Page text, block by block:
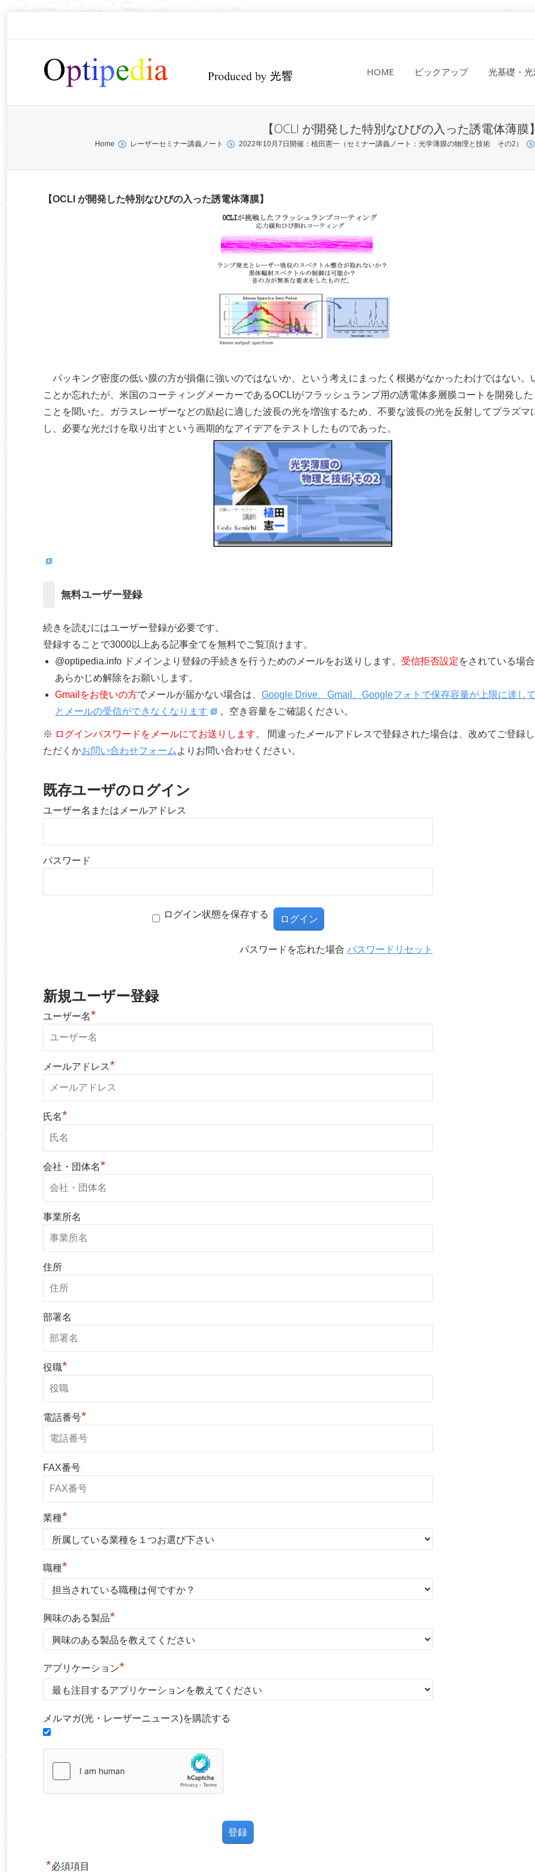
HOME ピックアップ 光基礎・
【OCLI が開発した特別なひびの入った誘電体薄膜
You are here:Home レーザーセミナー講義ノート 2022年10月7日開催：植田憲一（セミナー講義ノート：光学薄膜の物理と技術 その2）
【OCLI が開発した特別なひびの入った誘電体薄膜】
パッキング密度の低い膜の方が損傷に強いのではないか、という考えにまったく根拠がなかったわけではない。
ことか忘れたが、米国のコーティングメーカーであるOCLIがフラッシュランプ用の誘電体多層膜コートを開発し
ことを聞いた。ガラスレーザーなどの励起に適した波長の光を増強するため、不要な波長の光を反射してプラズマ
し、必要な光だけを取り出すという画期的なアイデアをテストしたものであった。
無料ユーザー登録
続きを読むにはユーザー登録が必要です。
登録することで3000以上ある記事全てを無料でご覧頂けます。
@optipedia.info ドメインより登録の手続きを行うためのメールをお送りします。 受信拒否設定をされている場
あらかじめ解除をお願いします。
Gmailをお使いの方でメールが届かない場合は、 Google Drive、Gmail、Googleフォトで保存容量が上限に達し
とメールの受信ができなくなります
。空き容量をご確認ください。
※ ログインパスワードをメールにてお送りします。
間違ったメールアドレスで登録された場合は、改めてご登録
ただくかお問い合わせフォーム よりお問い合わせください。
既存ユーザのログイン
ユーザー名またはメールアドレス
パスワード
ログイン状態を保存する
パスワードを忘れた場合 パスワードリセット
新規ユーザー登録
ユーザー名*
メールアドレス*
氏名*
会社・団体名*
事業所名
住所
部署名
役職*
電話番号*
FAX番号
業種*
職種*
興味のある製品*
アプリケーション*
メルマガ(光・レーザーニュース)を購読する
*必須項目